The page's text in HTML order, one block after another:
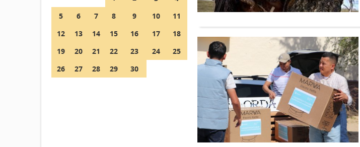
5
6 7 8 9 10
11
12
13 14 15 16 17
18
19
20 21 22 23 24
25
26
27 28 29 30